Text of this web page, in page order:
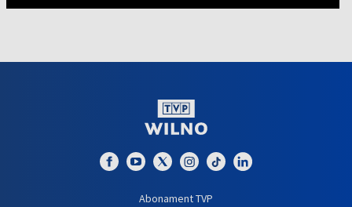
Abonament TVP